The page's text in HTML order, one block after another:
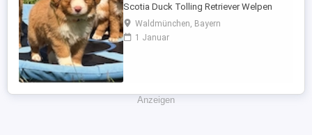
Scotia Duck Tolling Retriever Welpen
wurden am 11. Mai geboren und dürfen ab
dem 25. August in ihr neues Zuhause
ziehen. Dann sind sie knapp 16 Wochen
Heimtierausweis, ...
Waldmünchen, Bayern
1 Januar
Anzeigen